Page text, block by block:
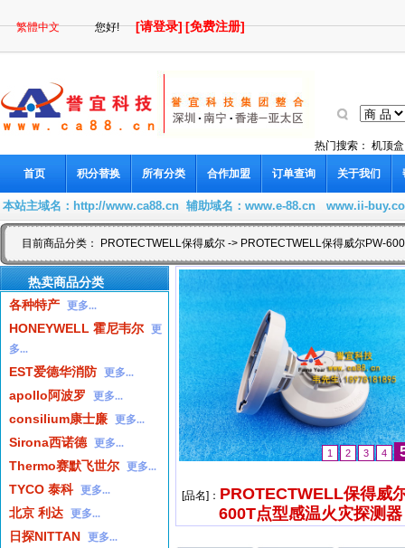
繁體中文 您好![请登录][免费注册]
热门搜索： 机顶盒
首页 积分替换 所有分类 合作加盟 订单查询 关于我们
本站主域名： http://www.ca88.cn 辅助域名： www.e-88.cn www.ii-
目前商品分类： PROTECTWELL保得威尔 -> PROTECTWELL保得威尔PW-
热卖商品分类
各种特产 更多...
HONEYWELL 霍尼韦尔 更
多...
EST爱德华消防 更多...
apollo阿波罗 更多...
consilium康士廉 更多...
Sirona西诺德 更多...
Thermo赛默飞世尔 更多...
TYCO 泰科 更多...
北京 利达 更多...
日探NITTAN 更多...
1 2 3 4 5
[品名]： PROTECTWELL保得威
600T点型感温火灾探测器